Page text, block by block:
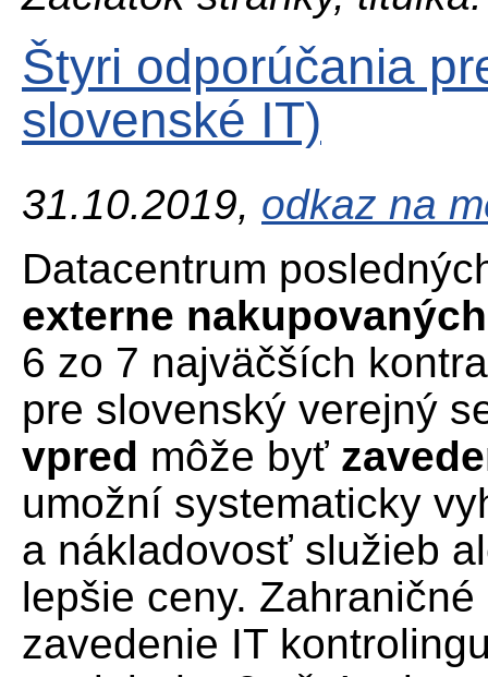
Štyri odporúčania
slovenské IT)
31.10.2019, odkaz na
Datacentrum
externe
6 zo 7 najväčších
pre slovenský verejný
vpred môže byť
umožní systematicky
a nákladovosť služieb
lepšie ceny.
zavedenie IT